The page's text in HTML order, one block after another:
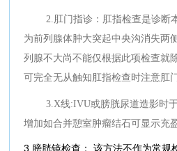
2.肛门指诊：肛指检查是诊断
为前列腺体肿大突起中央沟消失两
列腺不大尚不能仅根据此项检查就
可完全无从触知肛指检查时注意肛
3.X线:IVU或膀胱尿道造影时
增加如合并憩室肿瘤结石可显示充
3.膀胱镜检查： 该方法不作为常规